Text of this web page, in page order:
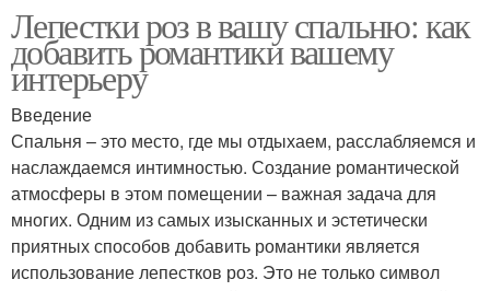
Лепестки роз в вашу спальню: как
добавить романтики вашему
интерьеру
Введение
Спальня – это место, где мы отдыхаем, расслабляемся и
наслаждаемся интимностью. Создание романтической
атмосферы в этом помещении – важная задача для
многих. Одним из самых изысканных и эстетически
приятных способов добавить романтики является
использование лепестков роз. Это не только символ